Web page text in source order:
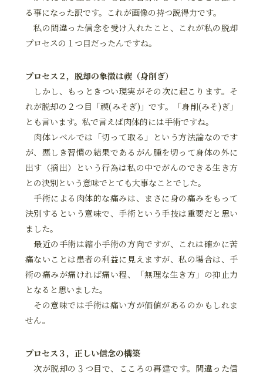
る事になった訳です。これが画像の持つ説得力です。
私の間違った信念を受け入れたこと、これが私の脱却
プロセスの１つ目だったんですね。
プロセス２，脱却の象徴は禊（身削ぎ）
しかし、もっときつい現実がその次に起こります。そ
れが脱却の２つ目「禊(みそぎ)」です。「身削(みそ)ぎ」
とも言います。私で言えば肉体的には手術ですね。
肉体レベルでは「切って取る」という方法論なのです
が、悪しき習慣の結果であるがん腫を切って身体の外に
出す（摘出）という行為は私の中でがんのできる生き方
との決別という意味でとても大事なことでした。
手術による肉体的な痛みは、まさに身の痛みをもって
決別するという意味で、手術という手技は重要だと思い
ました。
最近の手術は縮小手術の方向ですが、これは確かに苦
痛ないことは患者の利益に見えますが、私の場合は、手
術の痛みが痛ければ痛い程、「無理な生き方」の抑止力
となると思いました。
その意味では手術は痛い方が価値があるのかもしれま
せん。
プロセス３，正しい信念の構築
次が脱却の３つ目で、こころの再建です。間違った信